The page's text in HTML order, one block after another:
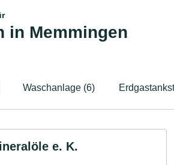
in Memmingen
Waschanlage (6)
e. K.